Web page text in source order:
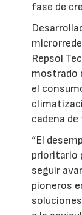
fase de
Repsol
mostrado
el
cadena
“El
prioritario
seguir
pioneros